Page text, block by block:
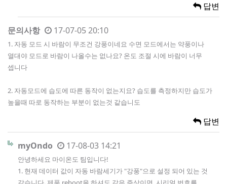
답변
문의사항 17-07-05 20:10
1. 자동 모드 시 바람이 무조건 강풍이네요 수면 모드에서는 약풍이나
열대야 모드로 바람이 나올수는 없나요? 온도 조절 시에 바람이 너무
셉니다
2. 자동모드에 습도에 따른 동작이 없는지요? 습도를 측정하지만 습도가
높을때 따로 동작하는 부분이 없는것 같습니도
답변
myOndo 17-08-03 14:21
안녕하세요 마이온도 팀입니다!
1. 현재 데이터 값이 자동 바람세기가 "강풍"으로 설정 되어 있는 것